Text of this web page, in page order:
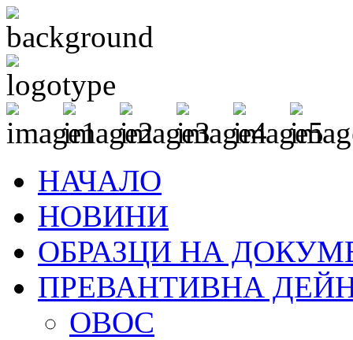
НАЧАЛО
НОВИНИ
ОБРАЗЦИ НА
ПРЕВАНТИВНА
ОВОС